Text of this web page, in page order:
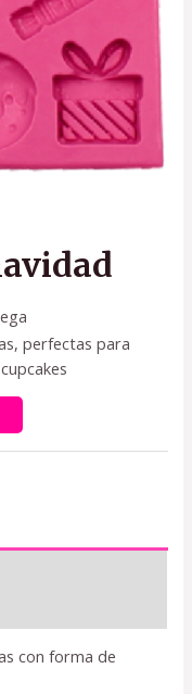
perfectas para
con forma de